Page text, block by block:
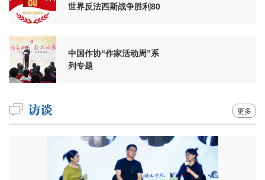
世界反法西斯战争胜利80
中国作协“作家活动周”系
列专题
更多